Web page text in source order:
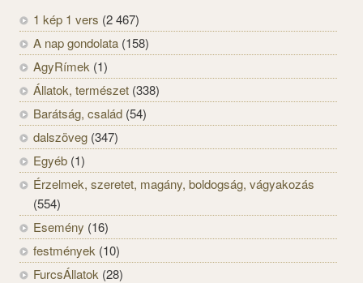
1 kép 1 vers (2 467)
A nap gondolata (158)
AgyRímek (1)
Állatok, természet (338)
Barátság, család (54)
dalszöveg (347)
Egyéb (1)
Érzelmek, szeretet, magány, boldogság, vágyakozás
(554)
Esemény (16)
festmények (10)
FurcsÁllatok (28)